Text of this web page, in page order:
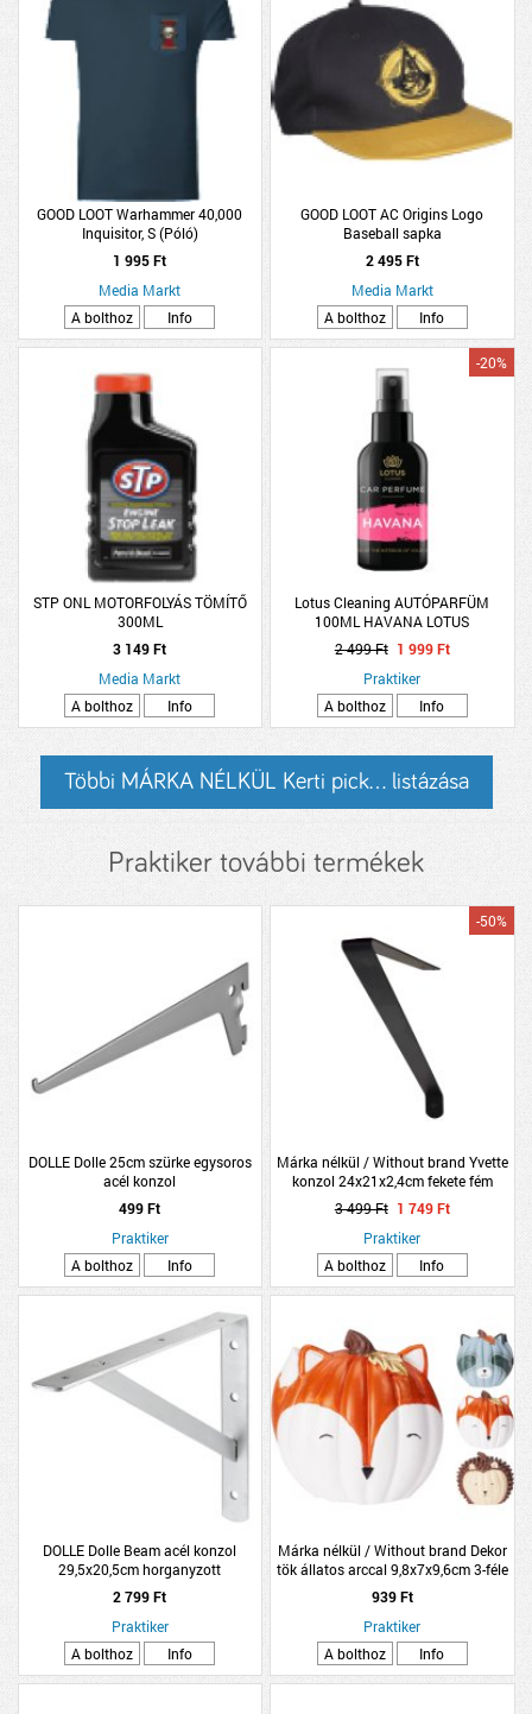
GOOD LOOT Warhammer 40,000
Inquisitor, S (Póló)
1 995 Ft
Media Markt
A bolthoz
Info
GOOD LOOT AC Origins Logo
Baseball sapka
(Kiegészítők/Relikviák)
2 495 Ft
Media Markt
A bolthoz
Info
STP ONL MOTORFOLYÁS TÖMÍTŐ
300ML
3 149 Ft
Media Markt
A bolthoz
Info
Lotus Cleaning AUTÓPARFÜM
100ML HAVANA LOTUS
-20%
2 499 Ft 1 999 Ft
Praktiker
A bolthoz
Info
Többi MÁRKA NÉLKÜL Kerti pick... listázása
Praktiker további termékek
DOLLE Dolle 25cm szürke egysoros
acél konzol
499 Ft
Praktiker
A bolthoz
Info
Márka nélkül / Without brand Yvette
konzol 24x21x2,4cm fekete fém
-50%
3 499 Ft 1 749 Ft
Praktiker
A bolthoz
Info
DOLLE Dolle Beam acél konzol
29,5x20,5cm horganyzott
2 799 Ft
Praktiker
A bolthoz
Info
Márka nélkül / Without brand Dekor
tök állatos arccal 9,8x7x9,6cm 3-féle
modell
939 Ft
Praktiker
A bolthoz
Info